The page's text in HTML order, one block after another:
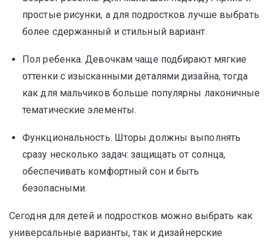
простые рисунки, а для подростков лучше выбрать
более сдержанный и стильный вариант.
Пол ребенка. Девочкам чаще подбирают мягкие
оттенки с изысканными деталями дизайна, тогда
как для мальчиков больше популярны лаконичные
тематические элементы.
Функциональность. Шторы должны выполнять
сразу несколько задач: защищать от солнца,
обеспечивать комфортный сон и быть
безопасными.
Сегодня для детей и подростков можно выбрать как
универсальные варианты, так и дизайнерские